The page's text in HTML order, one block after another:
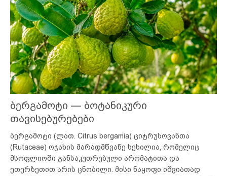
ბერგამოტი — ბოტანიკური
თავისებურებები
ბერგამოტი (ლათ. Citrus bergamia) ციტრუსოვანთა
(Rutaceae) ოჯახის მარადმწვანე ხეხილია, რომელიც
მსოფლიოში განსაკუთრებული არომატითა და
ეთერზეთით არის ცნობილი. მისი ნაყოფი იშვიათად